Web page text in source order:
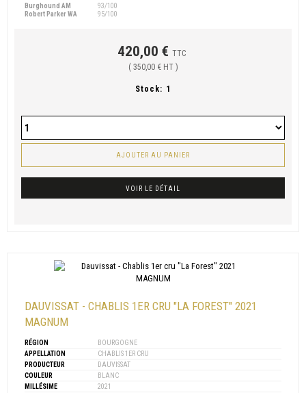
Burghound AM
93/100
Robert Parker WA
95/100
420,00 € TTC
( 350,00 € HT )
Stock: 1
AJOUTER AU PANIER
VOIR LE DÉTAIL
DAUVISSAT - CHABLIS 1ER CRU "LA FOREST" 2021
MAGNUM
RÉGION
BOURGOGNE
APPELLATION
CHABLIS 1ER CRU
PRODUCTEUR
DAUVISSAT
COULEUR
BLANC
MILLÉSIME
2021